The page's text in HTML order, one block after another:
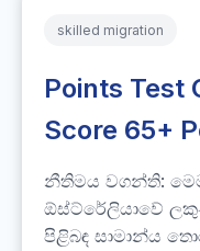
skilled migration
Points Test
Score 65+
නීතිමය වගන්ති:
ඕස්ට්රේලියාවේ
පිළිබඳ සාමාන්ය